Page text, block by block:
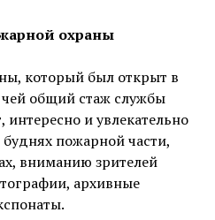
охраны
который был открыт в
общий стаж службы
интересно и увлекательно
буднях пожарной части,
вниманию зрителей
архивные